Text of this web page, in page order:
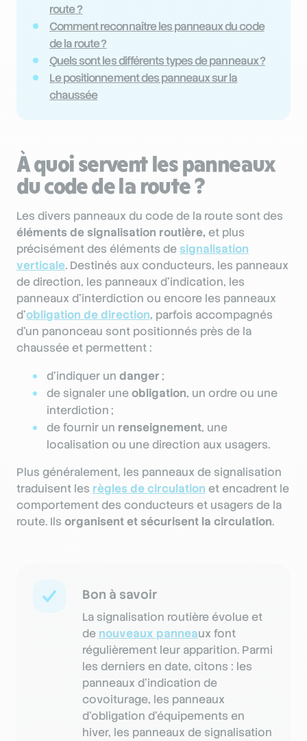
route ?
Comment reconnaître les panneaux du code
de la route ?
Quels sont les différents types de panneaux ?
Le positionnement des panneaux sur la
chaussée
À quoi servent les panneaux
du code de la route ?
Les divers panneaux du code de la route sont des
éléments de signalisation routière, et plus
précisément des éléments de signalisation
verticale. Destinés aux conducteurs, les panneaux
de direction, les panneaux d'indication, les
panneaux d’interdiction ou encore les panneaux
d’obligation de direction, parfois accompagnés
d’un panonceau sont positionnés près de la
chaussée et permettent :
d’indiquer un danger ;
de signaler uneobligation, un ordre ou une
interdiction ;
de fournir un renseignement, une
localisation ou une direction aux usagers.
Plus généralement, les panneaux de signalisation
traduisent les règles de circulation et encadrent le
comportement des conducteurs et usagers de la
route. Ils organisent et sécurisent la circulation.
Bon à savoir
La signalisation routière évolue et
de nouveaux panneaux font
régulièrement leur apparition. Parmi
les derniers en date, citons : les
panneaux d’indication de
covoiturage, les panneaux
d’obligation d’équipements en
hiver, les panneaux de signalisation